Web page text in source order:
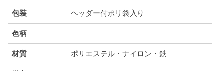
包装 ヘッダー付ポリ袋入り
色柄
材質 ポリエステル・ナイロン・鉄